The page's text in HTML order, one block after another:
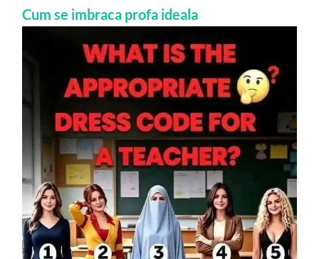
Cum se imbraca profa ideala